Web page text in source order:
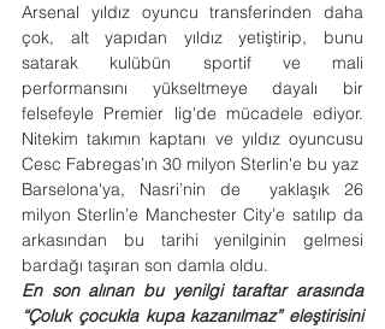
Arsenal yıldız oyuncu transferinden daha
çok, alt yapıdan yıldız yetiştirip, bunu
satarak kulübün sportif ve mali
performansını yükseltmeye dayalı bir
felsefeyle Premier lig'de mücadele ediyor.
Nitekim takımın kaptanı ve yıldız oyuncusu
Cesc Fabregas’ın 30 milyon Sterlin'e bu yaz
Barselona'ya, Nasri’nin de  yaklaşık 26
milyon Sterlin’e Manchester City’e satılıp da
arkasından bu tarihi yenilginin gelmesi
bardağı taşıran son damla oldu.
En son alınan bu yenilgi taraftar arasında
“Çoluk çocukla kupa kazanılmaz” eleştirisini